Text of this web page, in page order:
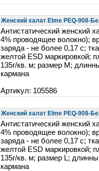
Женский халат Elme PEQ-908-
Антистатический женский
4% проводящее волокно);
заряда - не более 0,17 c;
желтой ESD маркировкой;
135г/кв. м; размер M;
кармана
Артикул: 105586
Женский халат Elme PEQ-908-
Антистатический женский
4% проводящее волокно);
заряда - не более 0,17 c;
желтой ESD маркировкой;
135г/кв. м; размер L;
кармана